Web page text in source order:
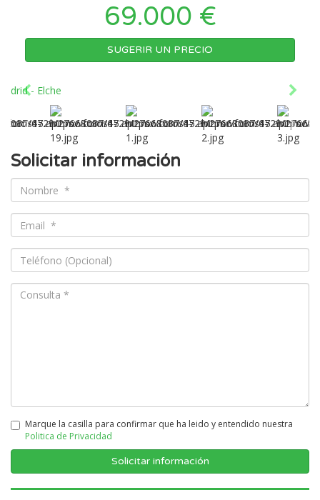
69.000 €
SUGERIR UN PRECIO
Solicitar información
Marque la casilla para confirmar que ha leido y entendido nuestra
Politica de Privacidad